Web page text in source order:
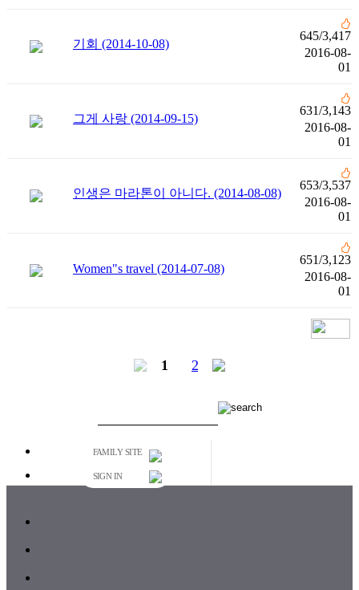
기회 (2014-10-08)
645/3,417
2016-08-
01
그게 사랑 (2014-09-15)
631/3,143
2016-08-
01
인생은 마라톤이 아니다. (2014-08-08)
653/3,537
2016-08-
01
Women"s travel (2014-07-08)
651/3,123
2016-08-
01
1 2
FAMILY SITE
SIGN IN